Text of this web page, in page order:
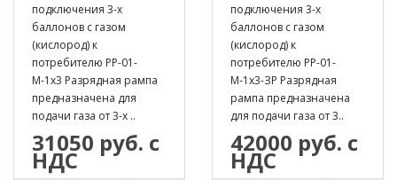
подключения 3-х
баллонов с газом
(кислород) к
потребителю РР-01-
М-1х3 Разрядная рампа
предназначена для
подачи газа от 3-х ..
31050 руб. с
НДС
подключения 3-х
баллонов с газом
(кислород) к
потребителю РР-01-
М-1х3-ЗР Разрядная
рампа предназначена
для подачи газа от 3..
42000 руб. с
НДС